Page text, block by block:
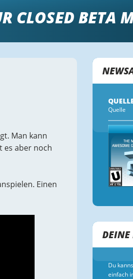
CLOSED BETA
Man kann
es aber noch
Einen
Quelle
DEINE
Du
einfach